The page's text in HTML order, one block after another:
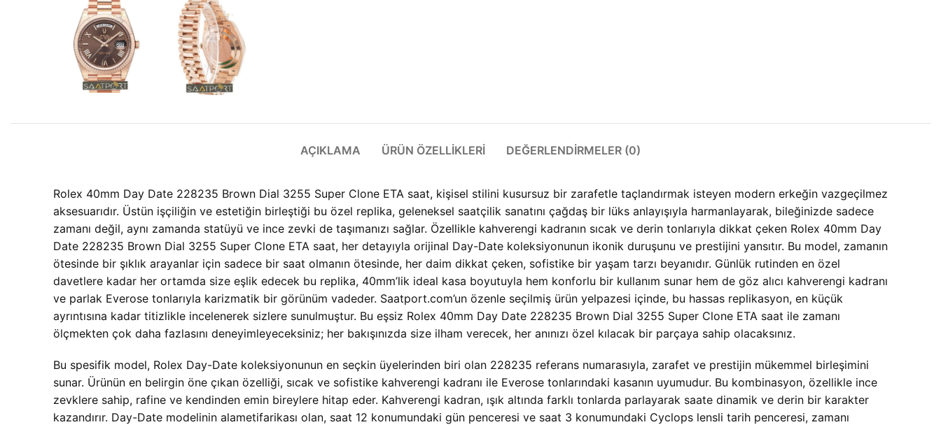
AÇIKLAMA ÜRÜN ÖZELLIKLERI DEĞERLENDIRMELER (0)
Rolex 40mm Day Date 228235 Brown Dial 3255 Super Clone ETA saat, kişisel stilini kusursuz bir zarafetle taçlandırmak isteyen modern erkeğin vazgeçilmez
aksesuarıdır. Üstün işçiliğin ve estetiğin birleştiği bu özel replika, geleneksel saatçilik sanatını çağdaş bir lüks anlayışıyla harmanlayarak, bileğinizde sadece
zamanı değil, aynı zamanda statüyü ve ince zevki de taşımanızı sağlar. Özellikle kahverengi kadranın sıcak ve derin tonlarıyla dikkat çeken Rolex 40mm Day
Date 228235 Brown Dial 3255 Super Clone ETA saat, her detayıyla orijinal Day-Date koleksiyonunun ikonik duruşunu ve prestijini yansıtır. Bu model, zamanın
ötesinde bir şıklık arayanlar için sadece bir saat olmanın ötesinde, her daim dikkat çeken, sofistike bir yaşam tarzı beyanıdır. Günlük rutinden en özel
davetlere kadar her ortamda size eşlik edecek bu replika, 40mm’lik ideal kasa boyutuyla hem konforlu bir kullanım sunar hem de göz alıcı kahverengi kadranı
ve parlak Everose tonlarıyla karizmatik bir görünüm vadeder. Saatport.com’un özenle seçilmiş ürün yelpazesi içinde, bu hassas replikasyon, en küçük
ayrıntısına kadar titizlikle incelenerek sizlere sunulmuştur. Bu eşsiz Rolex 40mm Day Date 228235 Brown Dial 3255 Super Clone ETA saat ile zamanı
ölçmekten çok daha fazlasını deneyimleyeceksiniz; her bakışınızda size ilham verecek, her anınızı özel kılacak bir parçaya sahip olacaksınız.
Bu spesifik model, Rolex Day-Date koleksiyonunun en seçkin üyelerinden biri olan 228235 referans numarasıyla, zarafet ve prestijin mükemmel birleşimini
sunar. Ürünün en belirgin öne çıkan özelliği, sıcak ve sofistike kahverengi kadranı ile Everose tonlarındaki kasanın uyumudur. Bu kombinasyon, özellikle ince
zevklere sahip, rafine ve kendinden emin bireylere hitap eder. Kahverengi kadran, ışık altında farklı tonlarda parlayarak saate dinamik ve derin bir karakter
kazandırır. Day-Date modelinin alametifarikası olan, saat 12 konumundaki gün penceresi ve saat 3 konumundaki Cyclops lensli tarih penceresi, zamanı